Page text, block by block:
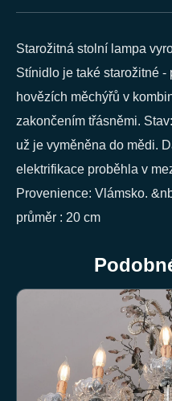
Starožitná stolní lampa
Stínidlo je také starožitné
hovězích měchýřů v
zakončením třásněmi.
už je vyměněna do mědi.
elektrifikace proběhla v
Provenience: Vlámsko.
průměr : 20 cm